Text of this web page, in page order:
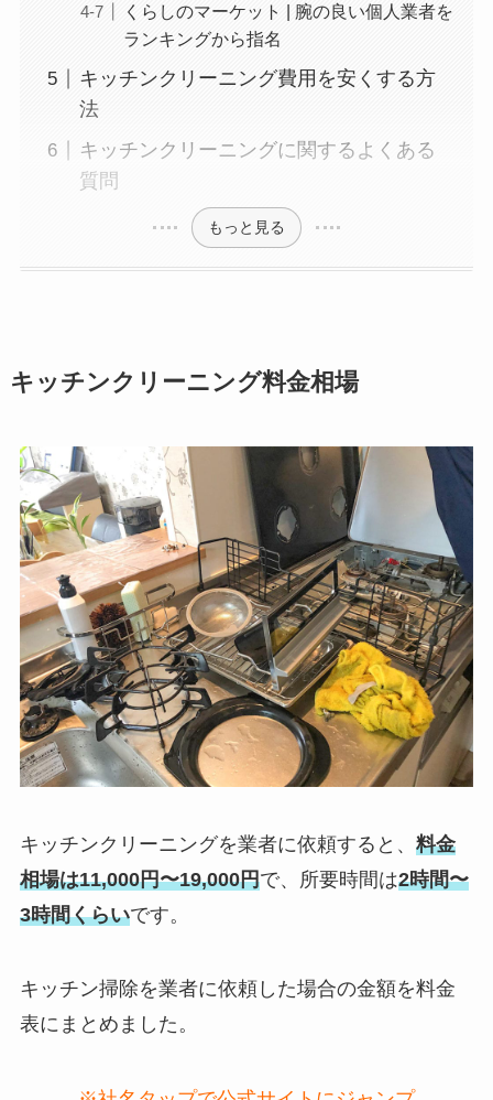
くらしのマーケット | 腕の良い個人業者を
ランキングから指名
キッチンクリーニング費用を安くする方
法
キッチンクリーニングに関するよくある
質問
もっと見る
キッチンクリーニング料金相場
キッチンクリーニングを業者に依頼すると、 料金
相場は11,000円〜19,000円で、所要時間は2時間〜
3時間くらいです。
キッチン掃除を業者に依頼した場合の金額を料金
表にまとめました。